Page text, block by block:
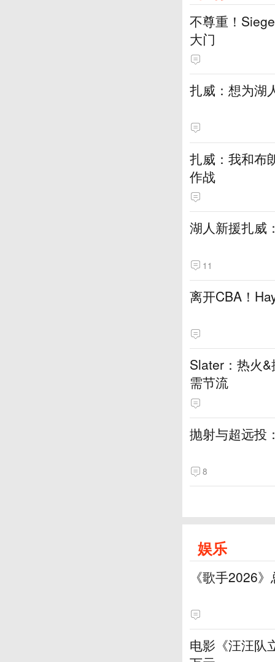
不尊重！
大门
扎威：想为湖
扎威：我和布
作战
湖人新援扎威
11
离开CBA！
Slater：热火
需节流
抛射与超远投
8
娱乐
《歌手2026
电影《汪汪队